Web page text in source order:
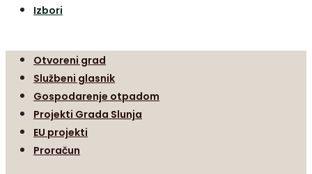
Izbori
Otvoreni grad
Službeni glasnik
Gospodarenje otpadom
Projekti Grada Slunja
EU projekti
Proračun